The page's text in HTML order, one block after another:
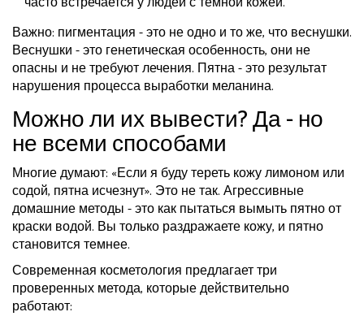
Важно: пигментация - это не одно и то же, что веснушки.
Веснушки - это генетическая особенность, они не
опасны и не требуют лечения. Пятна - это результат
нарушения процесса выработки меланина.
Можно ли их вывести? Да - но
не всеми способами
Многие думают: «Если я буду тереть кожу лимоном или
содой, пятна исчезнут». Это не так. Агрессивные
домашние методы - это как пытаться вымыть пятно от
краски водой. Вы только раздражаете кожу, и пятно
становится темнее.
Современная косметология предлагает три
проверенных метода, которые действительно
работают: